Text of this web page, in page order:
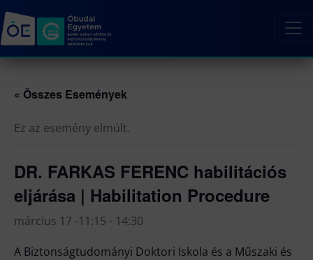
« Összes Események
Ez az esemény elmúlt.
DR. FARKAS FERENC habilitációs
eljárása | Habilitation Procedure
március 17 -11:15 - 14:30
A Biztonságtudományi Doktori Iskola és a Műszaki és